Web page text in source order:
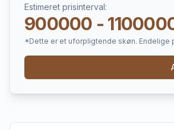
Estimeret prisinterval:
900000 -
*Dette er et uforpligtende skøn. Endelige